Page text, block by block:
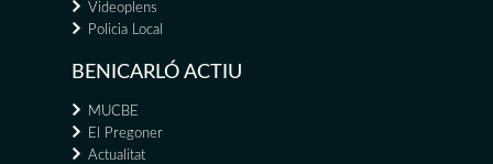
Videoplens
Policia Local
BENICARLÓ ACTIU
MUCBE
El Pregoner
Actualitat